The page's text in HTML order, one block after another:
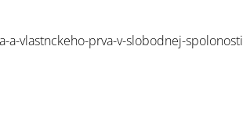
a-vlastnckeho-prva-v-slobodnej-spolonosti